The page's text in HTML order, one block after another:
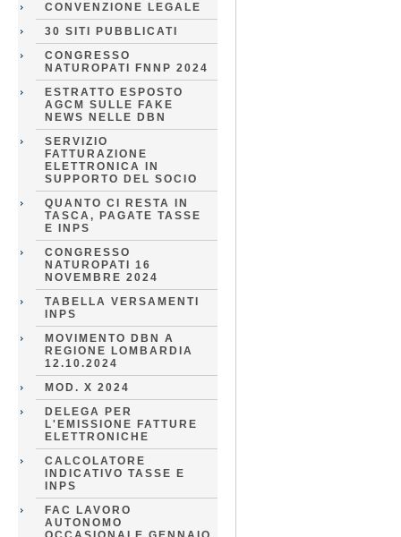
CONVENZIONE LEGALE
30 SITI PUBBLICATI
CONGRESSO
NATUROPATI FNNP 2024
ESTRATTO ESPOSTO
AGCM SULLE FAKE
NEWS NELLE DBN
SERVIZIO
FATTURAZIONE
ELETTRONICA IN
SUPPORTO DEL SOCIO
QUANTO CI RESTA IN
TASCA, PAGATE TASSE
E INPS
CONGRESSO
NATUROPATI 16
NOVEMBRE 2024
TABELLA VERSAMENTI
INPS
MOVIMENTO DBN A
REGIONE LOMBARDIA
12.10.2024
MOD. X 2024
DELEGA PER
L'EMISSIONE FATTURE
ELETTRONICHE
CALCOLATORE
INDICATIVO TASSE E
INPS
FAC LAVORO
AUTONOMO